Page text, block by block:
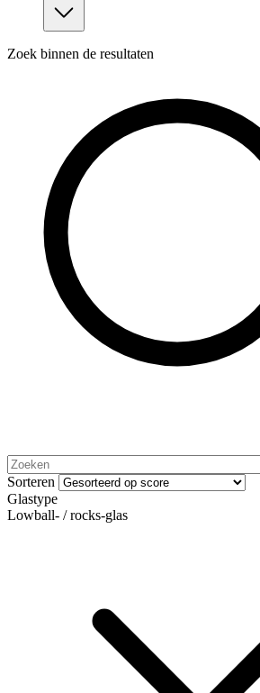
Zoek binnen de resultaten
Sorteren
Glastype
Lowball- / rocks-glas